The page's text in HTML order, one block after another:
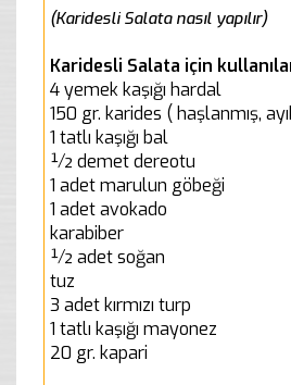
(Karidesli Salata nasıl yapılır)
Karidesli Salata için
4 yemek kaşığı hardal
150 gr. karides ( haşlanmış,
1 tatlı kaşığı bal
½ demet dereotu
1 adet marulun göbeği
1 adet avokado
karabiber
½ adet soğan
tuz
3 adet kırmızı turp
1 tatlı kaşığı mayonez
20 gr. kapari